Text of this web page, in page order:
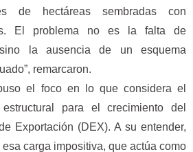
de hectáreas sembradas con
El problema no es la falta de
la ausencia de un esquema
remarcaron.
el foco en lo que considera el
para el crecimiento del
Exportación (DEX). A su entender,
carga impositiva, que actúa como